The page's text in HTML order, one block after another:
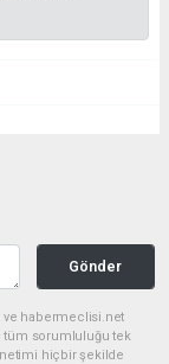
Gönder
ve habermeclisi.net
tüm sorumluluğu tek
hiçbir şekilde